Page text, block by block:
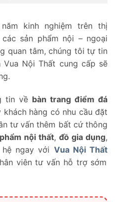
kinh nghiệm trên thị
sản phẩm nội – ngoại
quan tâm, chúng tôi tự tin
Vua Nội Thất cung cấp sẽ
tin về bàn trang điểm đá
khách hàng có nhu cầu đặt
tư vấn thêm bất cứ thông
nội thất, đồ gia dụng,
ngay với Vua Nội Thất
viên tư vấn hỗ trợ sớm